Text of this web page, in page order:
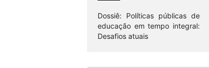
Dossiê: Políticas públicas de
educação em tempo integral:
Desafios atuais